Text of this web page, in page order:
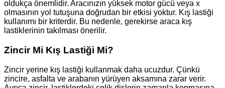
oldukça önemlidir. Aracınızın yüksek motor gücü veya x
olmasının yol tutuşuna doğrudan bir etkisi yoktur. Kış lastiği
kullanımı bir kriterdir. Bu nedenle, gerekirse araca kış
lastiklerinin takılması önerilir.
Zincir Mi Kış Lastiği Mi?
Zincir yerine kış lastiği kullanmak daha ucuzdur. Çünkü
zincire, asfalta ve arabanın yürüyen aksamına zarar verir.